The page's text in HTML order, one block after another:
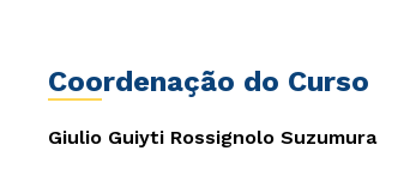
Coordenação do Curso
Giulio Guiyti Rossignolo Suzumura